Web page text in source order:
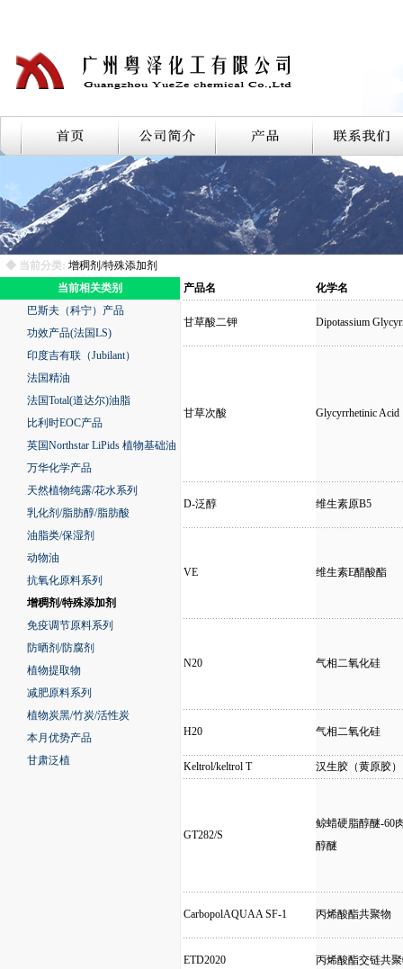
◆ 当前分类: 增稠剂/特殊添加剂
当前相关类别
巴斯夫（科宁）产品
功效产品(法国LS)
印度吉有联（Jubilant）
法国精油
法国Total(道达尔)油脂
比利时EOC产品
英国Northstar LiPids 植物基础油
万华化学产品
天然植物纯露/花水系列
乳化剂/脂肪醇/脂肪酸
油脂类/保湿剂
动物油
抗氧化原料系列
增稠剂/特殊添加剂
免疫调节原料系列
防晒剂/防腐剂
植物提取物
减肥原料系列
植物炭黑/竹炭/活性炭
本月优势产品
甘肃泛植
产品名 化学名
甘草酸二钾 Dipotassium
甘草次酸 Glycyrrhetinic Acid
D-泛醇 维生素原B5
VE 维生素E醋酸酯
N20 气相二氧化硅
H20 气相二氧化硅
Keltrol/keltrol T 汉生胶（黄原胶）
GT282/S
鲸蜡硬脂醇醚-60
醇醚
CarbopolAQUAA SF-1 丙烯酸酯共聚物
ETD2020 丙烯酸酯交链共